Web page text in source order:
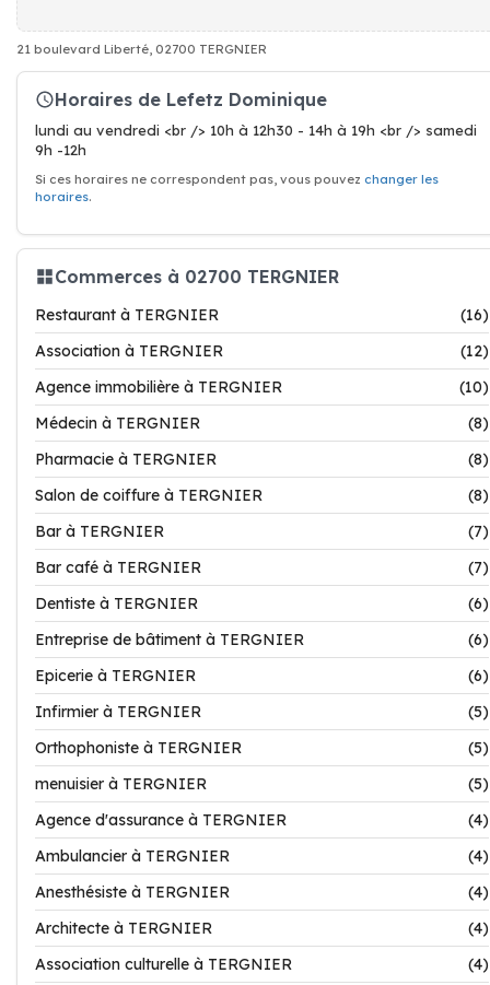
21 boulevard Liberté, 02700 TERGNIER
Horaires de Lefetz Dominique
lundi au vendredi <br /> 10h à 12h30 - 14h à 19h <br /> samedi
9h -12h
Si ces horaires ne correspondent pas, vous pouvez changer les
horaires.
Commerces à 02700 TERGNIER
Restaurant à TERGNIER
(16)
Association à TERGNIER
(12)
Agence immobilière à TERGNIER
(10)
Médecin à TERGNIER
(8)
Pharmacie à TERGNIER
(8)
Salon de coiffure à TERGNIER
(8)
Bar à TERGNIER
(7)
Bar café à TERGNIER
(7)
Dentiste à TERGNIER
(6)
Entreprise de bâtiment à TERGNIER
(6)
Epicerie à TERGNIER
(6)
Infirmier à TERGNIER
(5)
Orthophoniste à TERGNIER
(5)
menuisier à TERGNIER
(5)
Agence d'assurance à TERGNIER
(4)
Ambulancier à TERGNIER
(4)
Anesthésiste à TERGNIER
(4)
Architecte à TERGNIER
(4)
Association culturelle à TERGNIER
(4)